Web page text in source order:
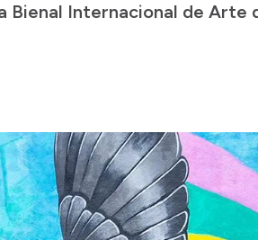
Bienal Internacional de Arte